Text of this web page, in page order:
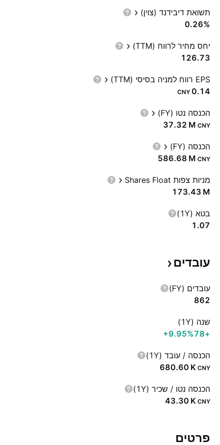
תשואת דיבידנד (צוין)
0.26%
יחס מחיר לרווח (TTM)
126.73
EPS רווח למניה בסיסי (TTM)
0.14
CNY
הכנסה נטו (FY)
‪37.32 M‬ CNY
הכנסה (FY)
‪586.68 M‬ CNY
מניות צפות Shares Float
‪173.43 M‬
בטא (1Y)
1.07
עובדים
עובדים (FY)
862
שנה (1Y)
+78
‪+9.95%‬
הכנסה / עובד (1Y)
‪680.60 K‬ CNY
הכנסה נטו / שכיר (1Y)
‪43.30 K‬ CNY
פרטים